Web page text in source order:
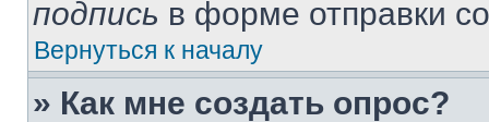
подпись в форме отправки
Вернуться к началу
» Как мне создать опрос?